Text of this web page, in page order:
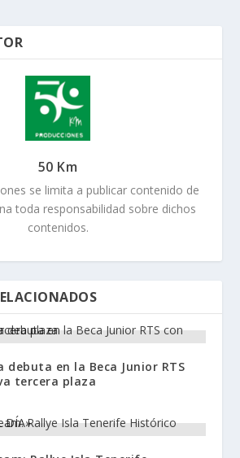
50 Km
se limita a publicar contenido de
toda responsabilidad sobre dichos
contenidos.
debuta en la Beca Junior RTS
tercera plaza